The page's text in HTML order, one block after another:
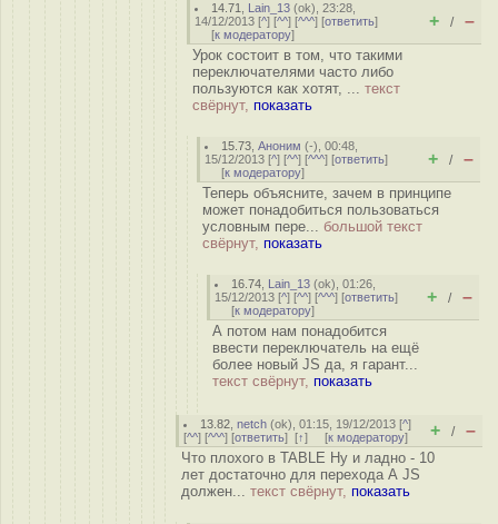
14.71 Lain_13 (ok), 23:28,
14/12/2013 [^] [^^] [^^^] [ответить]
[к модератору]
+ / –
Урок состоит в том, что такими
переключателями часто либо
пользуются как хотят, ... текст
свёрнут, показать
15.73 ,Аноним (-), 00:48,
15/12/2013 [^] [^^] [^^^] [ответить]
[к модератору]
+ / –
Теперь объясните, зачем в принципе
может понадобиться пользоваться
условным пере... большой текст
свёрнут, показать
16.74 Lain_13 (ok), 01:26,
15/12/2013 [^] [^^] [^^^] [ответить]
[к модератору]
+ / –
А потом нам понадобится
ввести переключатель на ещё
более новый JS да, я гарант...
текст свёрнут, показать
13.82 ,netch (ok), 01:15, 19/12/2013 [^]
[^^] [^^^] [ответить] [↑] [к модератору] + / –
Что плохого в TABLE Ну и ладно - 10
лет достаточно для перехода А JS
должен... текст свёрнут, показать